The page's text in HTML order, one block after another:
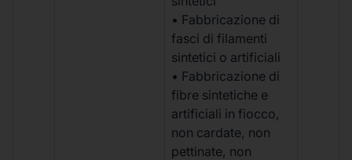
• Fabbricazione di
fasci di filamenti
sintetici o artificiali
• Fabbricazione di
fibre sintetiche e
artificiali in fiocco,
non cardate, non
pettinate, non